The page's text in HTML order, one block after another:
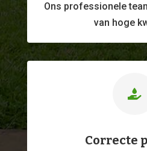
Ons professionele
van hoge

Correcte